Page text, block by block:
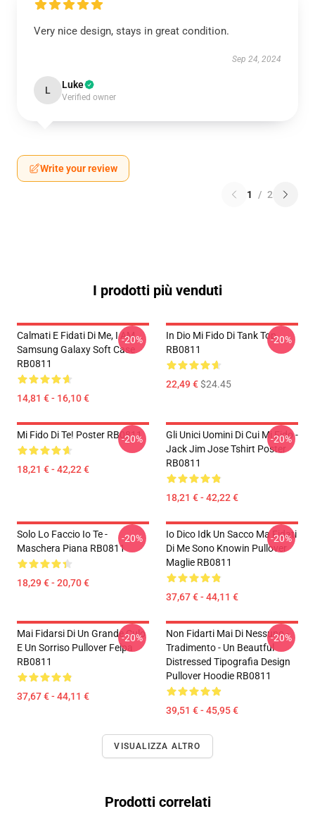
Very nice design, stays in great condition.
Sep 24, 2024
L Luke
Verified owner
Write your review
1 / 2
I prodotti più venduti
Calmati E Fidati Di Me, I AM...
Samsung Galaxy Soft Case
RB0811
14,81 € - 16,10 €
-20%
In Dio Mi Fido Di Tank Top
RB0811
22,49 €$24.45
-20%
Mi Fido Di Te! Poster RB0811
18,21 € - 42,22 €
-20%
Gli Unici Uomini Di Cui Mi Fido -
Jack Jim Jose Tshirt Poster
RB0811
18,21 € - 42,22 €
-20%
Solo Lo Faccio Io Te -
Maschera Piana RB0811
18,29 € - 20,70 €
-20%
Io Dico Idk Un Sacco Ma Fidati
Di Me Sono Knowin Pullover
Maglie RB0811
37,67 € - 44,11 €
-20%
Mai Fidarsi Di Un Grande Culo
E Un Sorriso Pullover Felpa
RB0811
37,67 € - 44,11 €
-20%
Non Fidarti Mai Di Nessuno -
Tradimento - Un Beautful
Distressed Tipografia Design
Pullover Hoodie RB0811
39,51 € - 45,95 €
-20%
VISUALIZZA ALTRO
Prodotti correlati